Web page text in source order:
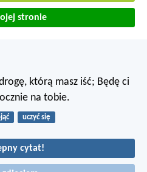
stronie
którą masz iść; Będę ci
na tobie.
uczyć się
cytat!